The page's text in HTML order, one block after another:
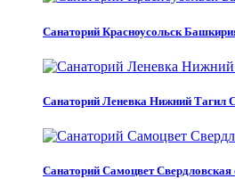
Санаторий Красноусольск
Санаторий Леневка Нижний Тагил
Санаторий Самоцвет Свердловская